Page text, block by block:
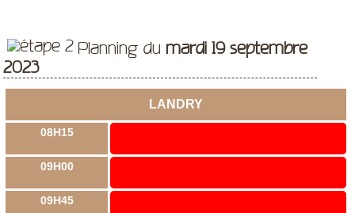
Planning dumardi 19 septembre
2023
LANDRY
08H15
09H00
09H45